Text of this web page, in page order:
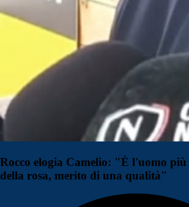
Rocco elogia Camelio: "È l'uomo
della rosa, merito di una qualità"